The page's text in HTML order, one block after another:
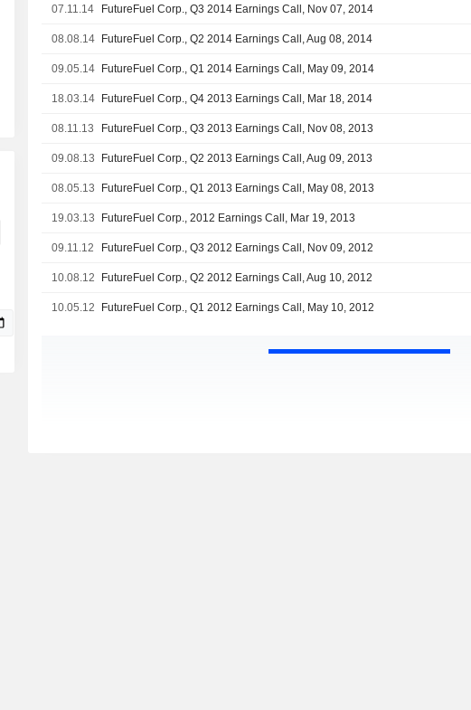
07.11.14 FutureFuel Corp., Q3 2014 Earnings Call, Nov 07, 2014
08.08.14 FutureFuel Corp., Q2 2014 Earnings Call, Aug 08, 2014
09.05.14 FutureFuel Corp., Q1 2014 Earnings Call, May 09, 2014
18.03.14 FutureFuel Corp., Q4 2013 Earnings Call, Mar 18, 2014
08.11.13 FutureFuel Corp., Q3 2013 Earnings Call, Nov 08, 2013
09.08.13 FutureFuel Corp., Q2 2013 Earnings Call, Aug 09, 2013
08.05.13 FutureFuel Corp., Q1 2013 Earnings Call, May 08, 2013
19.03.13 FutureFuel Corp., 2012 Earnings Call, Mar 19, 2013
09.11.12 FutureFuel Corp., Q3 2012 Earnings Call, Nov 09, 2012
10.08.12 FutureFuel Corp., Q2 2012 Earnings Call, Aug 10, 2012
10.05.12 FutureFuel Corp., Q1 2012 Earnings Call, May 10, 2012